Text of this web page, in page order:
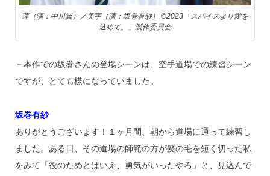
蓮（演：中川翼）／美宇（演：坂巻有紗） ©2023「スパイスより愛を
込めて。」製作委員会
－本作での坂巻さんの登場シーンは、空手道場での練習シーン
ですが、とても様になっていました。
坂巻有紗
ありがとうございます！１ヶ月間、朝から道場に通って練習し
ました。ある日、その道場の師範の方が髪の毛を短く切った私
をみて「役のためとはいえ、勇気がいったやろ」と、見込んで